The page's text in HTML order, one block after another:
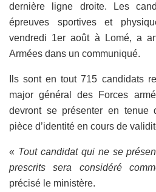
dernière ligne droite. Les
épreuves sportives et
vendredi 1er août à Lomé, a
Armées dans un communiqué.
Ils sont en tout 715 candidats
major général des Forces
devront se présenter en tenue
pièce d’identité en cours de
« Tout candidat qui ne se
prescrits sera considéré
précisé le ministère.